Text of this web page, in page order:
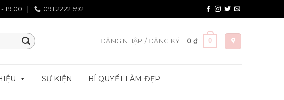
19:00 091 2222 592
ĐĂNG NHẬP / ĐĂNG KÝ 0 ₫ 0
SỰ KIỆN BÍ QUYẾT LÀM ĐẸP